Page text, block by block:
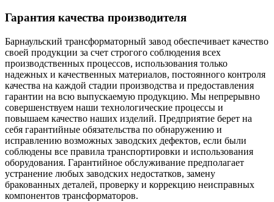
Гарантия качества производителя
Барнаульский трансформаторный завод обеспечивает качество
своей продукции за счет строгого соблюдения всех
производственных процессов, использования только
надежных и качественных материалов, постоянного контроля
качества на каждой стадии производства и предоставления
гарантии на всю выпускаемую продукцию. Мы непрерывно
совершенствуем наши технологические процессы и
повышаем качество наших изделий. Предприятие берет на
себя гарантийные обязательства по обнаружению и
исправлению возможных заводских дефектов, если были
соблюдены все правила транспортировки и использования
оборудования. Гарантийное обслуживание предполагает
устранение любых заводских недостатков, замену
бракованных деталей, проверку и коррекцию неисправных
компонентов трансформаторов.